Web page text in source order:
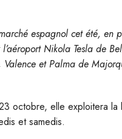
espagnol cet été, en
Nikola Tesla de
et Palma de
octobre, elle exploitera
et samedis.